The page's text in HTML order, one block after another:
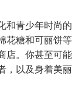
和青少年时尚的
花糖和可丽饼等
店。你甚至可能
，以及身着美丽